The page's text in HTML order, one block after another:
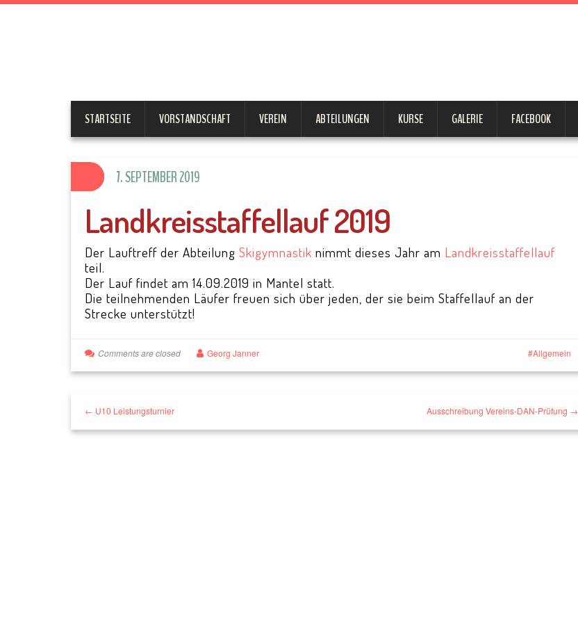
STARTSEITE VORSTANDSCHAFT VEREIN ABTEILUNGEN KURSE GALERIE FACEBOOK
Landkreisstaffellauf 2019
Der Lauftreff der Abteilung Skigymnastik nimmt dieses Jahr am Landkreisstaffellauf
teil.
Der Lauf findet am 14.09.2019 in Mantel statt.
Die teilnehmenden Läufer freuen sich über jeden, der sie beim Staffellauf an der
Strecke unterstützt!
7. SEPTEMBER 2019
Allgemein
Comments are closed Georg Janner
← U10 Leistungsturnier Ausschreibung Vereins-DAN-Prüfung →